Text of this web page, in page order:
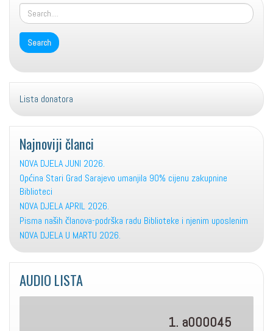
Lista donatora
Najnoviji članci
NOVA DJELA JUNI 2026.
Općina Stari Grad Sarajevo umanjila 90% cijenu zakupnine
Biblioteci
NOVA DJELA APRIL 2026.
Pisma naših članova-podrška radu Biblioteke i njenim uposlenim
NOVA DJELA U MARTU 2026.
AUDIO LISTA
1. a000045